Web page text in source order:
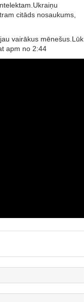
citāds nosaukums,
vairākus mēnešus.Lūk
apm no 2:44